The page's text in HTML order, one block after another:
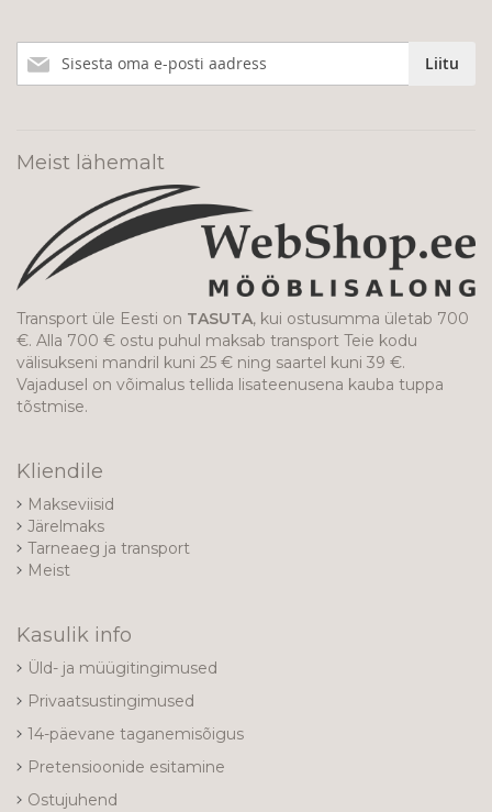
meie
Liitu
Meist lähemalt
Transport üle Eesti on TASUTA, kui ostusumma ületab 700
€. Alla 700 € ostu puhul maksab transport Teie kodu
välisukseni mandril kuni 25 € ning saartel kuni 39 €.
Vajadusel on võimalus tellida lisateenusena kauba tuppa
tõstmise.
Kliendile
Makseviisid
Järelmaks
Tarneaeg ja transport
Meist
Kasulik info
Üld- ja müügitingimused
Privaatsustingimused
14-päevane taganemisõigus
Pretensioonide esitamine
Ostujuhend